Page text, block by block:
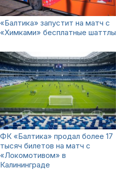
«Балтика» запустит на матч с
«Химками» бесплатные шаттлы
ФК «Балтика» продал более 17
тысяч билетов на матч с
«Локомотивом» в
Калининграде